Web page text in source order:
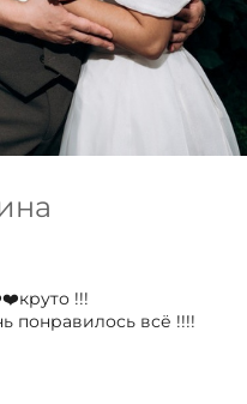
!!!
понравилось всё !!!!